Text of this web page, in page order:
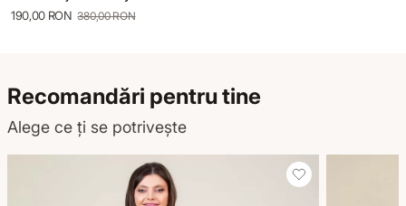
190,00 RON 380,00 RON
Recomandări pentru tine
Alege ce ți se potrivește